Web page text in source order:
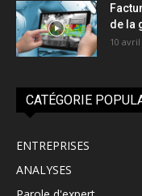
de la
10 avril
CATÉGORIE
ENTREPRISES
ANALYSES